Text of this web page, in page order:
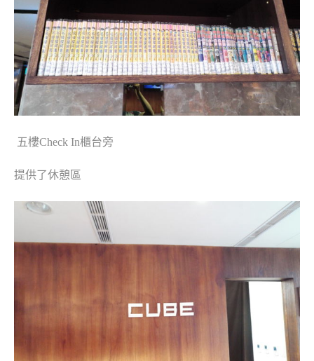
五樓Check In櫃台旁
提供了休憩區